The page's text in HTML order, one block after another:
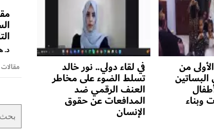
من
وبناء
في لقاء دولي.. نور خالد
تسلط الضوء على مخاطر
العنف الرقمي ضد
المدافعات عن حقوق
الإنسان
د.